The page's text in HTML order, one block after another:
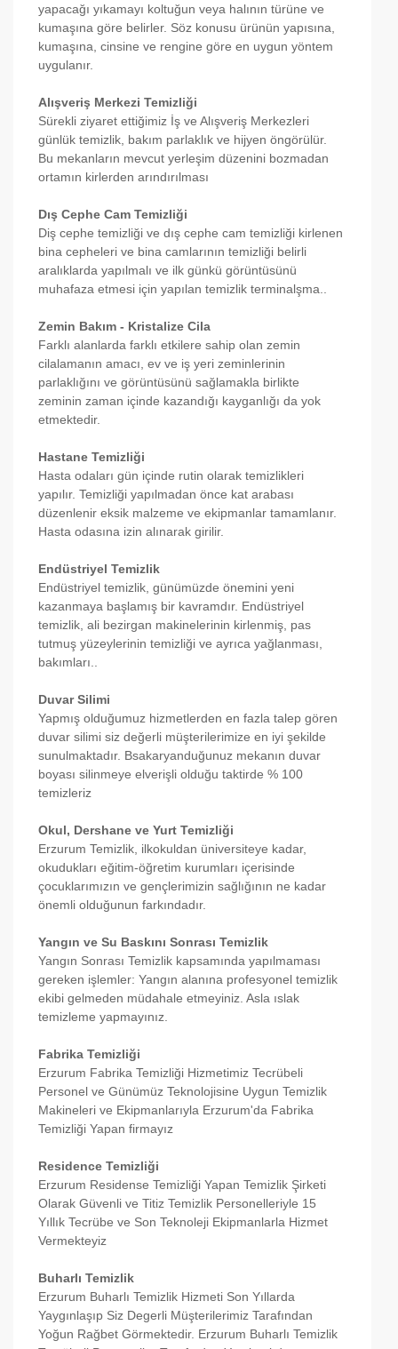
yapacağı yıkamayı koltuğun veya halının türüne ve
kumaşına göre belirler. Söz konusu ürünün yapısına,
kumaşına, cinsine ve rengine göre en uygun yöntem
uygulanır.
Alışveriş Merkezi Temizliği
Sürekli ziyaret ettiğimiz İş ve Alışveriş Merkezleri
günlük temizlik, bakım parlaklık ve hijyen öngörülür.
Bu mekanların mevcut yerleşim düzenini bozmadan
ortamın kirlerden arındırılması
Dış Cephe Cam Temizliği
Diş cephe temizliği ve dış cephe cam temizliği kirlenen
bina cepheleri ve bina camlarının temizliği belirli
aralıklarda yapılmalı ve ilk günkü görüntüsünü
muhafaza etmesi için yapılan temizlik terminalşma..
Zemin Bakım - Kristalize Cila
Farklı alanlarda farklı etkilere sahip olan zemin
cilalamanın amacı, ev ve iş yeri zeminlerinin
parlaklığını ve görüntüsünü sağlamakla birlikte
zeminin zaman içinde kazandığı kayganlığı da yok
etmektedir.
Hastane Temizliği
Hasta odaları gün içinde rutin olarak temizlikleri
yapılır. Temizliği yapılmadan önce kat arabası
düzenlenir eksik malzeme ve ekipmanlar tamamlanır.
Hasta odasına izin alınarak girilir.
Endüstriyel Temizlik
Endüstriyel temizlik, günümüzde önemini yeni
kazanmaya başlamış bir kavramdır. Endüstriyel
temizlik, ali bezirgan makinelerinin kirlenmiş, pas
tutmuş yüzeylerinin temizliği ve ayrıca yağlanması,
bakımları..
Duvar Silimi
Yapmış olduğumuz hizmetlerden en fazla talep gören
duvar silimi siz değerli müşterilerimize en iyi şekilde
sunulmaktadır. Bsakaryanduğunuz mekanın duvar
boyası silinmeye elverişli olduğu taktirde % 100
temizleriz
Okul, Dershane ve Yurt Temizliği
Erzurum Temizlik, ilkokuldan üniversiteye kadar,
okudukları eğitim-öğretim kurumları içerisinde
çocuklarımızın ve gençlerimizin sağlığının ne kadar
önemli olduğunun farkındadır.
Yangın ve Su Baskını Sonrası Temizlik
Yangın Sonrası Temizlik kapsamında yapılmaması
gereken işlemler: Yangın alanına profesyonel temizlik
ekibi gelmeden müdahale etmeyiniz. Asla ıslak
temizleme yapmayınız.
Fabrika Temizliği
Erzurum Fabrika Temizliği Hizmetimiz Tecrübeli
Personel ve Günümüz Teknolojisine Uygun Temizlik
Makineleri ve Ekipmanlarıyla Erzurum'da Fabrika
Temizliği Yapan firmayız
Residence Temizliği
Erzurum Residense Temizliği Yapan Temizlik Şirketi
Olarak Güvenli ve Titiz Temizlik Personelleriyle 15
Yıllık Tecrübe ve Son Teknoleji Ekipmanlarla Hizmet
Vermekteyiz
Buharlı Temizlik
Erzurum Buharlı Temizlik Hizmeti Son Yıllarda
Yaygınlaşıp Siz Degerli Müşterilerimiz Tarafından
Yoğun Rağbet Görmektedir. Erzurum Buharlı Temizlik